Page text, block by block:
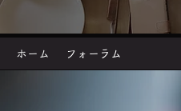
ホーム フォーラム